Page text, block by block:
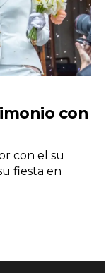
con
con el su
fiesta en